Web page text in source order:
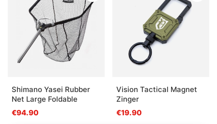
Shimano Yasei Rubber
Net Large Foldable
€94.90
Vision Tactical Magnet
Zinger
€19.90